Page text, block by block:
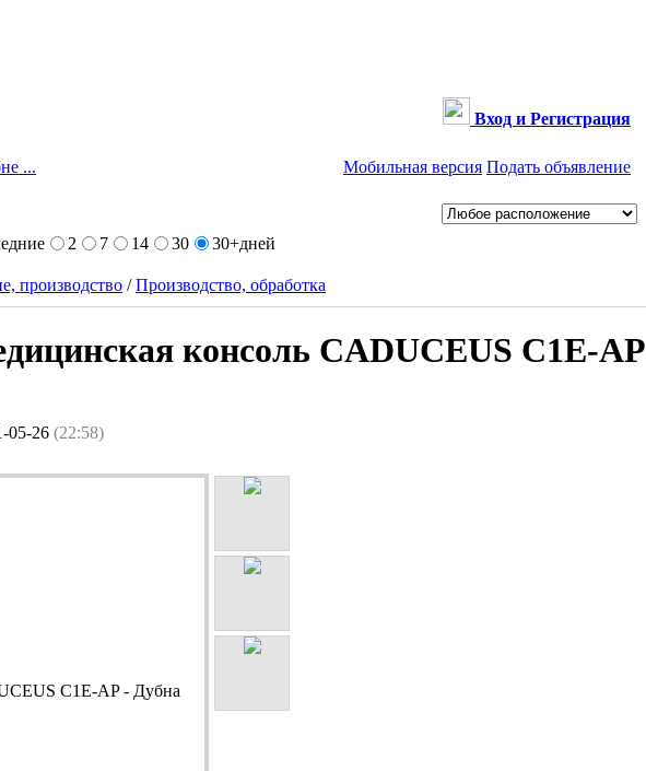
Вход и Регистрация
... Мобильная версия Подать объявление
2 7 14 30 30+дней
производство /Производство, обработка
консоль CADUCEUS C1E-AP
05-26 (22:58)